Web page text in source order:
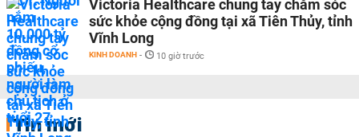
Victoria Healthcare chung tay chăm sóc
sức khỏe cộng đồng tại xã Tiên Thủy, tỉnh
Vĩnh Long
KINH DOANH - 10 giờ trước
Tin mới